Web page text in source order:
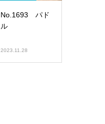
No.1693 パド
ル
2023.11.28